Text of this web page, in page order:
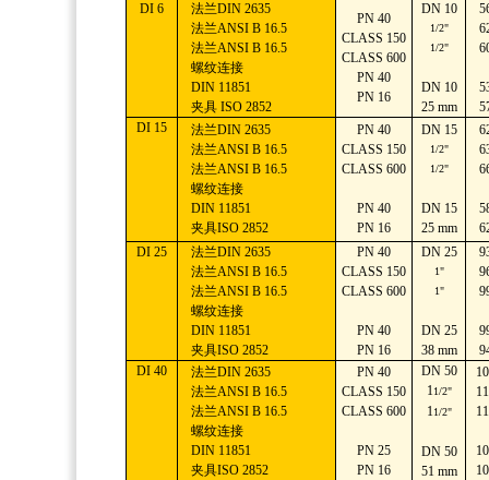
DI 6
法兰DIN 2635
法兰ANSI B 16.5
法兰ANSI B 16.5
螺纹连接
DIN 11851
夹具 ISO 2852
PN 40
CLASS 150
CLASS 600
PN 40
PN 16
DN 10
1/2"
1/2"
DN 10
25 mm
DI 15
法兰DIN 2635
法兰ANSI B 16.5
法兰ANSI B 16.5
螺纹连接
DIN 11851
夹具ISO 2852
PN 40
CLASS 150
CLASS 600
PN 40
PN 16
DN 15
1/2"
1/2"
DN 15
25 mm
DI 25
法兰DIN 2635
法兰ANSI B 16.5
法兰ANSI B 16.5
螺纹连接
DIN 11851
夹具ISO 2852
PN 40
CLASS 150
CLASS 600
PN 40
PN 16
DN 25
1"
1"
DN 25
38 mm
DI 40
法兰DIN 2635
法兰ANSI B 16.5
法兰ANSI B 16.5
螺纹连接
DIN 11851
夹具ISO 2852
PN 40
CLASS 150
CLASS 600
PN 25
PN 16
DN 50
11/2"
11/2"
DN 50
51 mm